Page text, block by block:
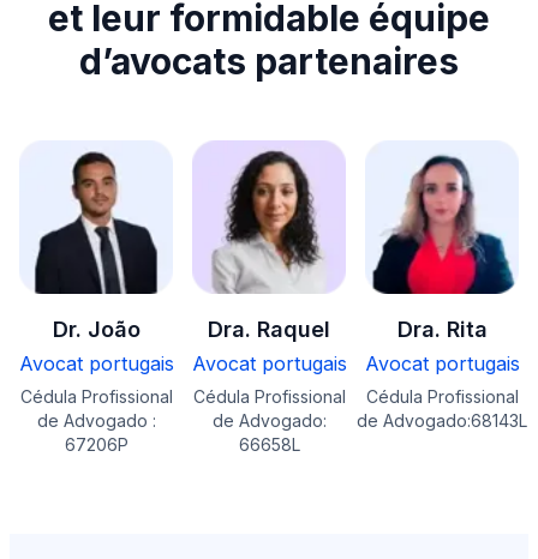
et leur formidable équipe
d’avocats partenaires
Dr. João
Avocat portugais
Cédula Profissional
de Advogado :
67206P
Dra. Raquel
Avocat portugais
Cédula Profissional
de Advogado:
66658L
Dra. Rita
Avocat portugais
Cédula Profissional
de Advogado:68143L